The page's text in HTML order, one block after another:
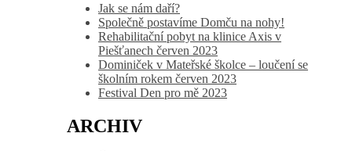
Jak se nám daří?
Společně postavíme Domču na nohy!
Rehabilitační pobyt na klinice Axis v
Piešťanech červen 2023
Dominiček v Mateřské školce – loučení se
školním rokem červen 2023
Festival Den pro mě 2023
ARCHIV